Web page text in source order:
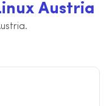
inux Austria